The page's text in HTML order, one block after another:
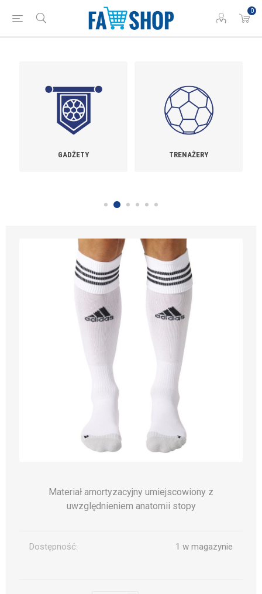
0
GADŻETY TRENAŻERY
Materiał amortyzacyjny umiejscowiony z
uwzględnieniem anatomii stopy
Dostępność: 1 w magazynie